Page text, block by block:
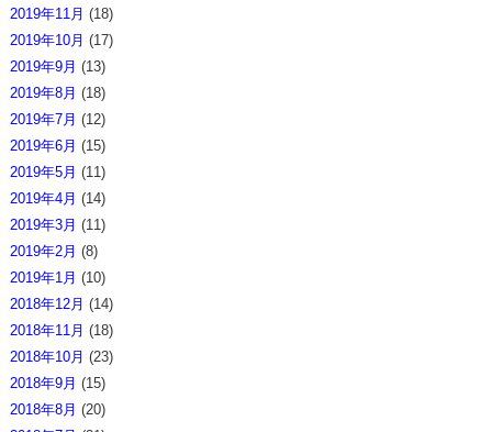
2019年11月 (18)
2019年10月 (17)
2019年9月 (13)
2019年8月 (18)
2019年7月 (12)
2019年6月 (15)
2019年5月 (11)
2019年4月 (14)
2019年3月 (11)
2019年2月 (8)
2019年1月 (10)
2018年12月 (14)
2018年11月 (18)
2018年10月 (23)
2018年9月 (15)
2018年8月 (20)